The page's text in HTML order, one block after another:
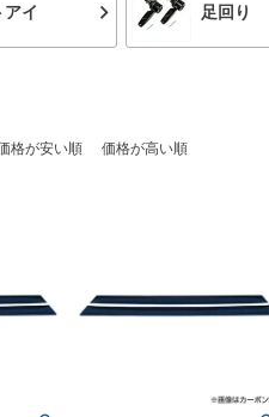
アイ 足回り
格が安い順 価格が高い順